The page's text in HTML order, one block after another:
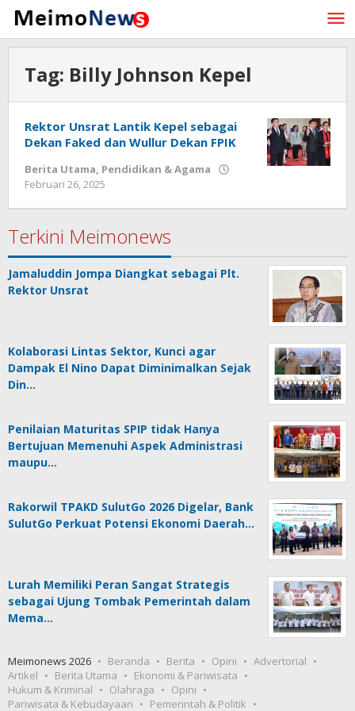
Lewati
konten
Tag: Billy Johnson Kepel
Rektor Unsrat Lantik Kepel sebagai
Dekan Faked dan Wullur Dekan FPIK
Berita Utama, Pendidikan & Agama
Februari 26, 2025
Terkini Meimonews
Jamaluddin Jompa Diangkat sebagai Plt.
Rektor Unsrat
Kolaborasi Lintas Sektor, Kunci agar
Dampak El Nino Dapat Diminimalkan Sejak
Din…
Penilaian Maturitas SPIP tidak Hanya
Bertujuan Memenuhi Aspek Administrasi
maupu…
Rakorwil TPAKD SulutGo 2026 Digelar, Bank
SulutGo Perkuat Potensi Ekonomi Daerah…
Lurah Memiliki Peran Sangat Strategis
sebagai Ujung Tombak Pemerintah dalam
Mema…
Meimonews 2026 Beranda Berita Opini
Advertorial
Artikel
Berita Utama
Ekonomi & Pariwisata
Hukum & Kriminal
Olahraga
Opini
Pariwisata & Kebudayaan
Pemerintah & Politik